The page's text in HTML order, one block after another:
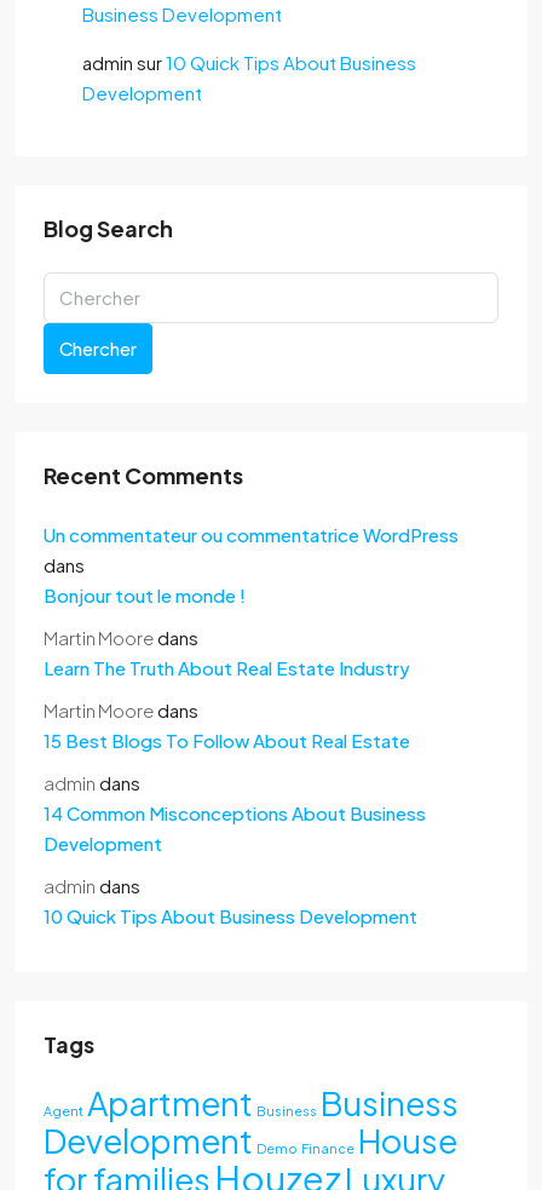
Business Development
admin sur10 Quick Tips About Business
Development
Blog Search
Chercher
Recent Comments
Un commentateur ou commentatrice WordPress
dans
Bonjour tout le monde !
Martin Mooredans
Learn The Truth About Real Estate Industry
Martin Mooredans
15 Best Blogs To Follow About Real Estate
admin dans
14 Common Misconceptions About Business
Development
admin dans
10 Quick Tips About Business Development
Tags
Agent Apartment Business Business
Development Demo Finance House
for families HouzezLuxury